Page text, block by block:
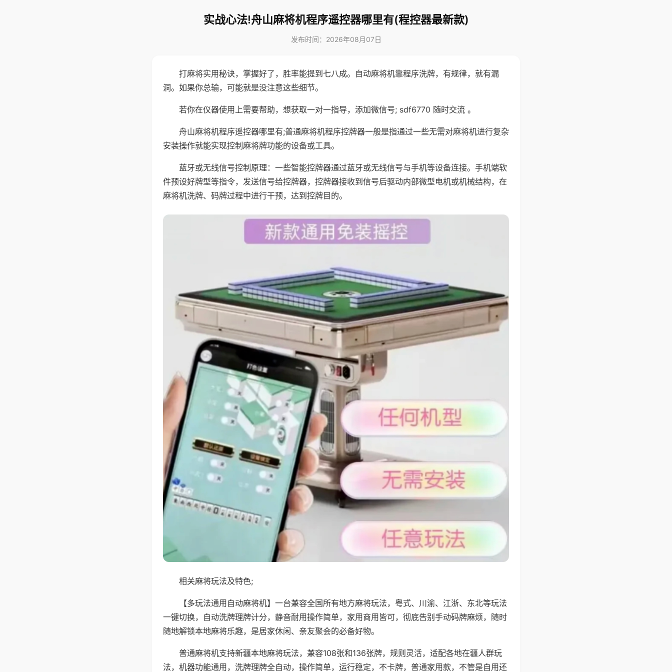
实战心法!舟山麻将机程序遥控器哪里有(程控器最新款)
发布时间：2026年08月07日
打麻将实用秘诀，掌握好了，胜率能提到七八成。自动麻将机靠程序洗牌，有规律，就有漏
洞。如果你总输，可能就是没注意这些细节。
若你在仪器使用上需要帮助，想获取一对一指导，添加微信号; sdf6770 随时交流 。
舟山麻将机程序遥控器哪里有;普通麻将机程序控牌器一般是指通过一些无需对麻将机进行复杂
安装操作就能实现控制麻将牌功能的设备或工具。
蓝牙或无线信号控制原理：一些智能控牌器通过蓝牙或无线信号与手机等设备连接。手机端软
件预设好牌型等指令，发送信号给控牌器，控牌器接收到信号后驱动内部微型电机或机械结构，在
麻将机洗牌、码牌过程中进行干预，达到控牌目的。
相关麻将玩法及特色;
【多玩法通用自动麻将机】一台兼容全国所有地方麻将玩法，粤式、川渝、江浙、东北等玩法
一键切换，自动洗牌理牌计分，静音耐用操作简单，家用商用皆可，彻底告别手动码牌麻烦，随时
随地解锁本地麻将乐趣，是居家休闲、亲友聚会的必备好物。
普通麻将机支持新疆本地麻将玩法，兼容108张和136张牌，规则灵活，适配各地在疆人群玩
法，机器功能通用，洗牌理牌全自动，操作简单，运行稳定，不卡牌，普通家用款，不管是自用还